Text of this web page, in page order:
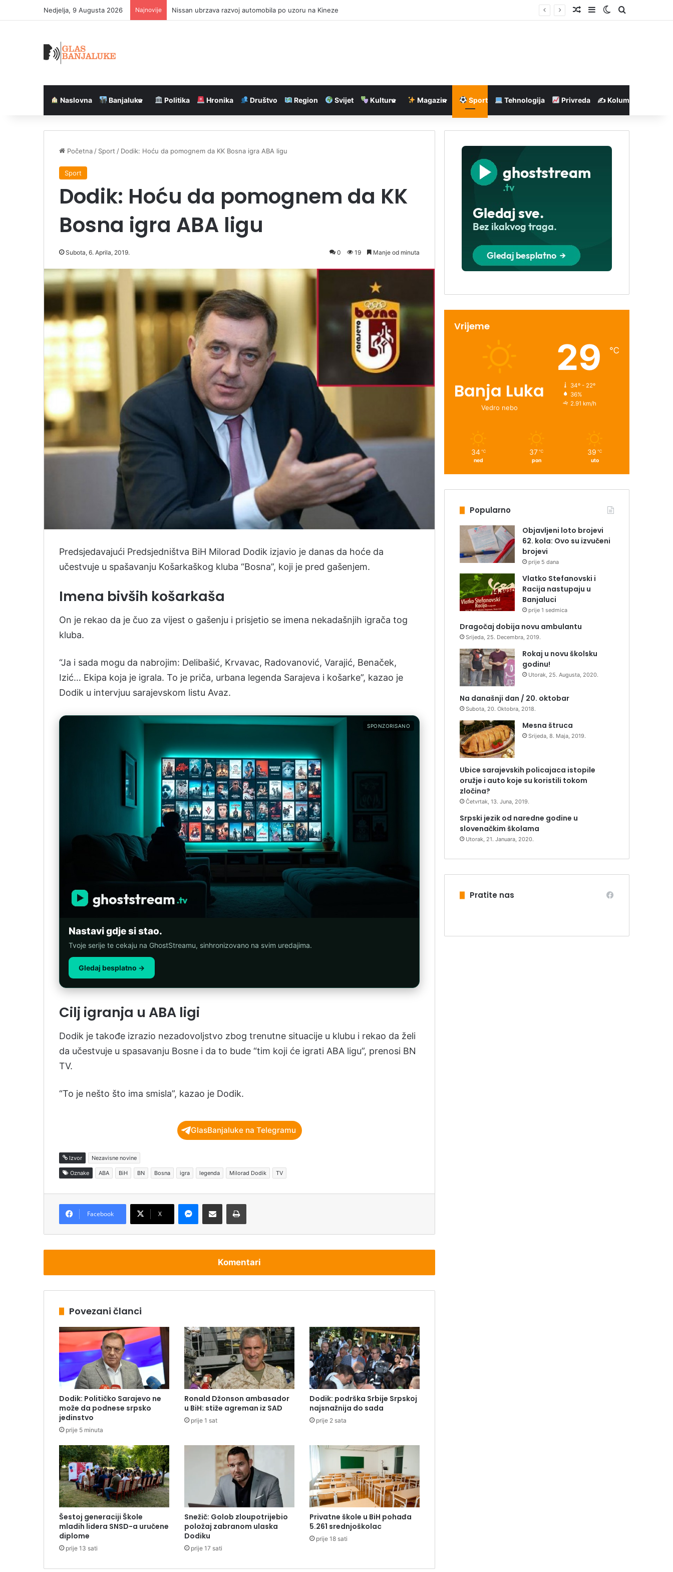
Nedjelja, 9 Augusta 2026 Najnovije Požar kod jezera Okanagan: Evakuacija više od 20.000 ljudi Nasumičan članak
SidebarSwitch skin
Pretraga
Naslovna Banjaluka Politika Hronika Društvo Region Svijet Kultura Magazin Sport Tehnologija Privreda ✍️ Kolumne
Početna / Sport / Dodik: Hoću da pomognem da KK Bosna igra ABA ligu
Sport
Dodik: Hoću da pomognem da KK
Bosna igra ABA ligu
Subota, 6. Aprila, 2019. 0 19 Manje od minuta
Predsjedavajući Predsjedništva BiH Milorad Dodik izjavio je danas da hoće da
učestvuje u spašavanju Košarkaškog kluba “Bosna”, koji je pred gašenjem.
Imena bivših košarkaša
On je rekao da je čuo za vijest o gašenju i prisjetio se imena nekadašnjih igrača tog
kluba.
“Ja i sada mogu da nabrojim: Delibašić, Krvavac, Radovanović, Varajić, Benaček,
Izić… Ekipa koja je igrala. To je priča, urbana legenda Sarajeva i košarke”, kazao je
Dodik u intervjuu sarajevskom listu Avaz.
SPONZORISANO
Nastavi gdje si stao.
Tvoje serije te cekaju na GhostStreamu, sinhronizovano na svim uredajima.
Gledaj besplatno →
Cilj igranja u ABA ligi
Dodik je takođe izrazio nezadovoljstvo zbog trenutne situacije u klubu i rekao da želi
da učestvuje u spasavanju Bosne i da to bude “tim koji će igrati ABA ligu”, prenosi BN
TV.
“To je nešto što ima smisla”, kazao je Dodik.
GlasBanjaluke na Telegramu
Izvor Nezavisne novine
Oznake ABA BiH BN Bosna igra legenda Milorad Dodik TV
Facebook X
Komentari
Povezani članci
Dodik: Političko Sarajevo ne
može da podnese srpsko
jedinstvo
prije 5 minuta
Ronald Džonson ambasador
u BiH: stiže agreman iz SAD
prije 1 sat
Dodik: podrška Srbije Srpskoj
najsnažnija do sada
prije 2 sata
Šestoj generaciji Škole
mladih lidera SNSD-a uručene
diplome
prije 13 sati
Snežič: Golob zloupotrijebio
položaj zabranom ulaska
Dodiku
prije 17 sati
Privatne škole u BiH pohađa
5.261 srednjoškolac
prije 18 sati
Vrijeme
Banja Luka
Vedro nebo
29 ℃
34º - 22º
36%
2.91 km/h
34 ℃
ned
37 ℃
pon
39 ℃
uto
Popularno
Objavljeni loto brojevi
62. kola: Ovo su izvučeni
brojevi
prije 5 dana
Vlatko Stefanovski i
Racija nastupaju u
Banjaluci
prije 1 sedmica
Dragočaj dobija novu ambulantu
Srijeda, 25. Decembra, 2019.
Rokaj u novu školsku
godinu!
Utorak, 25. Augusta, 2020.
Na današnji dan / 20. oktobar
Subota, 20. Oktobra, 2018.
Mesna štruca
Srijeda, 8. Maja, 2019.
Ubice sarajevskih policajaca istopile
oružje i auto koje su koristili tokom
zločina?
Četvrtak, 13. Juna, 2019.
Srpski jezik od naredne godine u
slovenačkim školama
Utorak, 21. Januara, 2020.
Pratite nas